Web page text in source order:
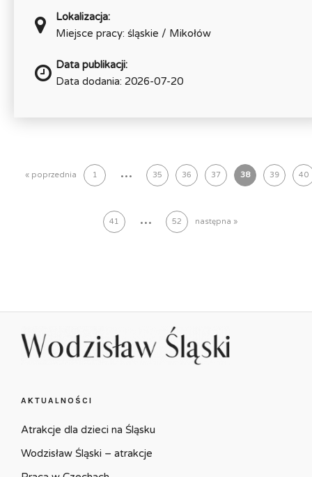
Lokalizacja:
Miejsce pracy: śląskie / Mikołów
Data publikacji:
Data dodania: 2026-07-20
« poprzednia 1 ... 35 36 37 38 39 40
41 ... 52 następna »
AKTUALNOŚCI
Atrakcje dla dzieci na Śląsku
Wodzisław Śląski – atrakcje